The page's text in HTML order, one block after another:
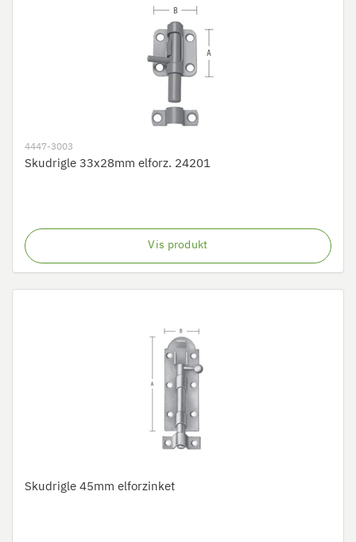
4447-3003
Skudrigle 33x28mm elforz. 24201
Vis produkt
Skudrigle 45mm elforzinket